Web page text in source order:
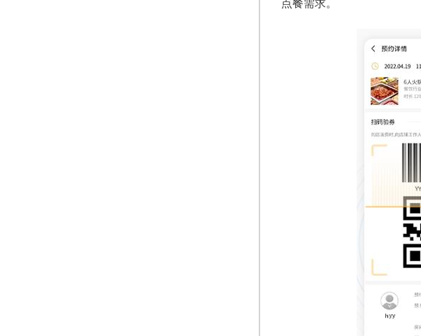
点餐需求。